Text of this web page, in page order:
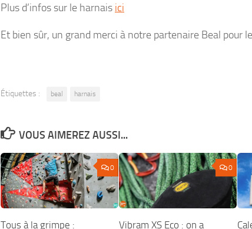
Plus d’infos sur le harnais ici
Et bien sûr, un grand merci à notre partenaire Beal pour
Étiquettes : beal harnais
VOUS AIMEREZ AUSSI...
0
Tous à la grimpe :
0
Vibram XS Eco : on a